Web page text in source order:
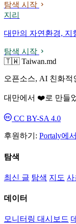
탐색 시작
지리
대만의 자연환경, 지
탐색 시작
🇹🇼 Taiwan.md
오픈소스, AI 친화적
대만에서 ❤️로 만들
CC BY-SA 4.0
후원하기: Portaly에
탐색
최신 글 탐색 지도 사
데이터
모니터링 대시보드